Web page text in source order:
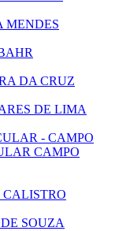
MENDES
DA CRUZ
DE LIMA
- CAMPO
CAMPO
SOUZA